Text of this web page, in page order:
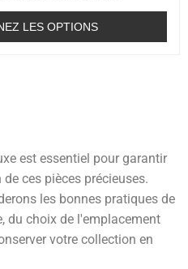
LES OPTIONS
est essentiel pour garantir
ces pièces précieuses.
les bonnes pratiques de
du choix de l'emplacement
votre collection en